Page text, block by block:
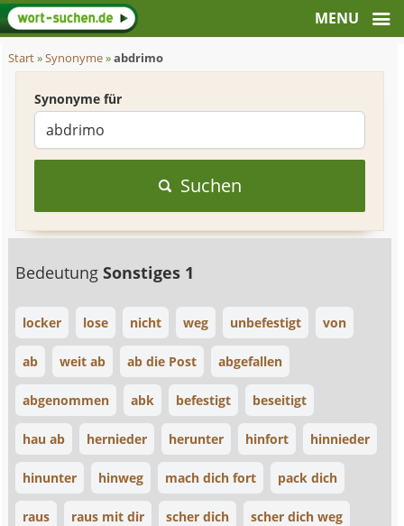
Start»Synonyme»abdrimo
Synonyme für
Suchen
BedeutungSonstiges 1
locker lose nicht weg unbefestigt von
ab weit ab ab die Post abgefallen
abgenommen abk befestigt beseitigt
hau ab hernieder herunter hinfort hinnieder
hinunter hinweg mach dich fort pack dich
raus raus mit dir scher dich scher dich weg